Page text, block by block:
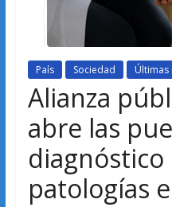
País Sociedad Últimas
Alianza
abre las
diagnóstico
patologías